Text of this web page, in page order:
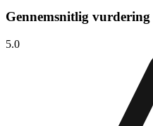
Gennemsnitlig vurdering
5.0